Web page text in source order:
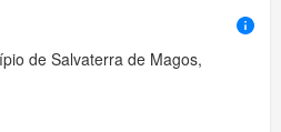
de Salvaterra de Magos,